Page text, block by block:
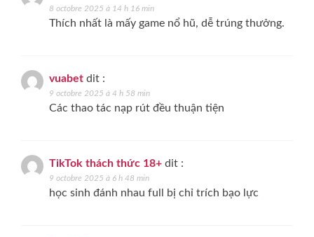
8 octobre 2025 à 14 h 16 min
Thích nhất là mấy game nổ hũ, dễ trúng thưởng.
vuabet dit :
9 octobre 2025 à 4 h 58 min
Các thao tác nạp rút đều thuận tiện
TikTok thách thức 18+ dit :
9 octobre 2025 à 6 h 48 min
học sinh đánh nhau full bị chỉ trích bạo lực